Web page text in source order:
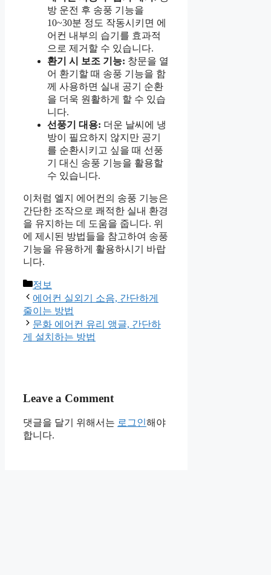
방 운전 후 송풍 기능을
10~30분 정도 작동시키면 에
어컨 내부의 습기를 효과적
으로 제거할 수 있습니다.
환기 시 보조 기능: 창문을 열
어 환기할 때 송풍 기능을 함
께 사용하면 실내 공기 순환
을 더욱 원활하게 할 수 있습
니다.
선풍기 대용: 더운 날씨에 냉
방이 필요하지 않지만 공기
를 순환시키고 싶을 때 선풍
기 대신 송풍 기능을 활용할
수 있습니다.
이처럼 엘지 에어컨의 송풍 기능은
간단한 조작으로 쾌적한 실내 환경
을 유지하는 데 도움을 줍니다. 위
에 제시된 방법들을 참고하여 송풍
기능을 유용하게 활용하시기 바랍
니다.
Categories
정보
에어컨 실외기 소음, 간단하게
줄이는 방법
문화 에어컨 유리 앵글, 간단하
게 설치하는 방법
Leave a Comment
댓글을 달기 위해서는 로그인해야
합니다.